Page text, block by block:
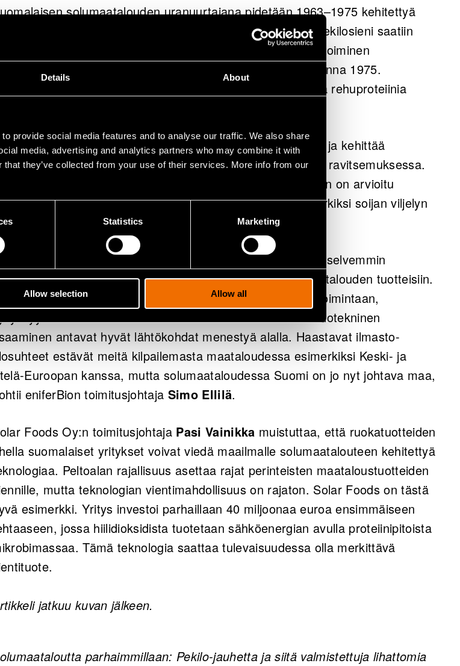
Details About
provide social media features and to analyse our traffic. We also share
media, advertising and analytics partners who may combine it with
they’ve collected from your use of their services. More info from our
Statistics Marketing
Allow selection Allow all
solumaatalouden uranuurtajana pidetään 1963–1975 kehitettyä
PEKILO-prosessia. Kotimaisesta maankamarasta eristetty pekilosieni saatiin
kasvamaan fermentoreissa. Maailman ensimmäinen jatkuvatoiminen
sieniproteiinin tuotantolaitos perustettiin Jämsänkoskelle vuonna 1975.
Prosessilla tuotettiin metsäteollisuuden sivujakeista kestävää rehuproteiinia
startup eniferBio Oy on modernisoinut prosessin ja kehittää
arvokkaampiin sovelluksiin eläinten ja ihmisten ravitsemuksessa.
Kysynnästä ei pitäisi tulla pulaa – maailman proteiinin tarpeen on arvioitu
vuoteen 2050 mennessä. Samalla esimerkiksi soijan viljelyn
karjankasvatuksen valtavia päästöjä on leikattava.
ja tuotantoeläinten hyvinvointi näkyvät yhä selvemmin
ruokavalinnoissa, mikä lisää kiinnostusta solumaatalouden tuotteisiin.
Suomen kattavat panostukset tutkimukseen ja tuotekehitystoimintaan,
kyvykkyys ruokainnovaatioiden kehittämiseen sekä korkea biotekninen
antavat hyvät lähtökohdat menestyä alalla. Haastavat ilmasto-
estävät meitä kilpailemasta maataloudessa esimerkiksi Keski- ja
Euroopan kanssa, mutta solumaataloudessa Suomi on jo nyt johtava maa,
eniferBion toimitusjohtaja Simo Ellilä.
Foods Oy:n toimitusjohtaja Pasi Vainikka muistuttaa, että ruokatuotteiden
suomalaiset yritykset voivat viedä maailmalle solumaatalouteen kehitettyä
Peltoalan rajallisuus asettaa rajat perinteisten maataloustuotteiden
mutta teknologian vientimahdollisuus on rajaton. Solar Foods on tästä
esimerkki. Yritys investoi parhaillaan 40 miljoonaa euroa ensimmäiseen
jossa hiilidioksidista tuotetaan sähköenergian avulla proteiinipitoista
Tämä teknologia saattaa tulevaisuudessa olla merkittävä
jatkuu kuvan jälkeen.
parhaimmillaan: Pekilo-jauhetta ja siitä valmistettuja lihattomia